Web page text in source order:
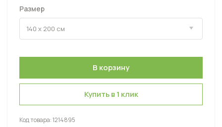
Размер
Купить в 1 клик
Код товара:1214895